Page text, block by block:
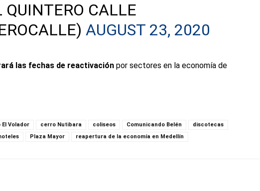
CALLE
AUGUST 23, 2020
las fechas de reactivación por sectores en la economía de
Volador cerro Nutibara coliseos Comunicando Belén
discotecas
Plaza Mayor reapertura de la economía en Medellín